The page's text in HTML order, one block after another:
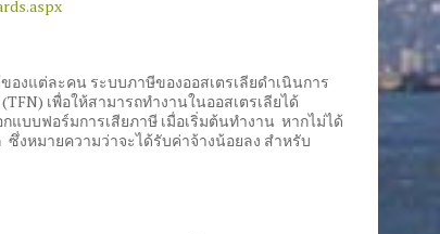
งแต่ละคน ระบบภาษีของออสเตรเลียดำเนินการ
เพื่อให้สามารถทำงานในออสเตรเลียได้
แบบฟอร์มการเสียภาษี เมื่อเริ่มต้นทำงาน หากไม่ได้
งหมายความว่าจะได้รับค่าจ้างน้อยลง สำหรับ